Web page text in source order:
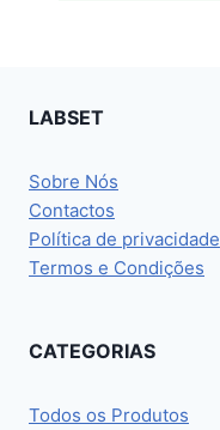
LABSET
Sobre Nós
Contactos
Política de privacidade
Termos e Condições
CATEGORIAS
Todos os Produtos